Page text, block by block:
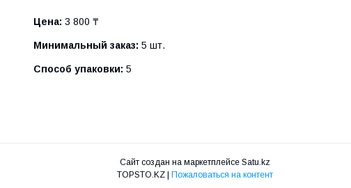
Цена: 3 800 ₸
Минимальный заказ: 5 шт.
Способ упаковки: 5
Сайт создан на маркетплейсе Satu.kz
TOPSTO.KZ | Пожаловаться на контент